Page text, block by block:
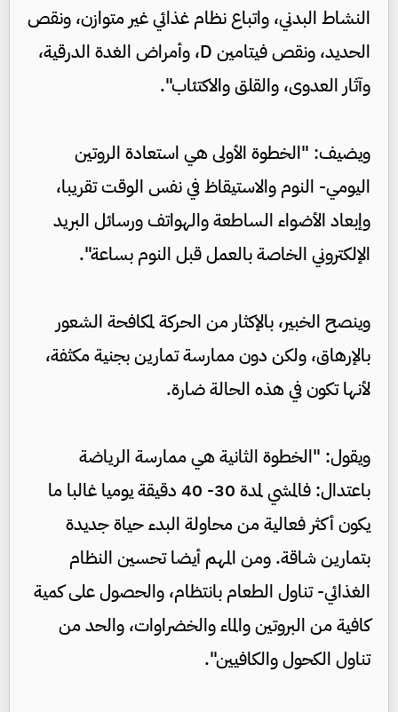
النشاط البدني، واتباع نظام غذائي غير متوازن، ونقص
الحديد، ونقص فيتامين D، وأمراض الغدة الدرقية،
وآثار العدوى، والقلق والاكتئاب".
ويضيف: "الخطوة الأولى هي استعادة الروتين
اليومي- النوم والاستيقاظ في نفس الوقت تقريبا،
وإبعاد الأضواء الساطعة والهواتف ورسائل البريد
الإلكتروني الخاصة بالعمل قبل النوم بساعة".
وينصح الخبير، بالإكثار من الحركة لمكافحة الشعور
بالإرهاق، ولكن دون ممارسة تمارين بجنية مكثفة،
لأنها تكون في هذه الحالة ضارة.
ويقول: "الخطوة الثانية هي ممارسة الرياضة
باعتدال: فالمشي لمدة 30- 40 دقيقة يوميا غالبا ما
يكون أكثر فعالية من محاولة البدء حياة جديدة
بتمارين شاقة. ومن المهم أيضا تحسين النظام
الغذائي- تناول الطعام بانتظام، والحصول على كمية
كافية من البروتين والماء والخضراوات، والحد من
تناول الكحول والكافيين".